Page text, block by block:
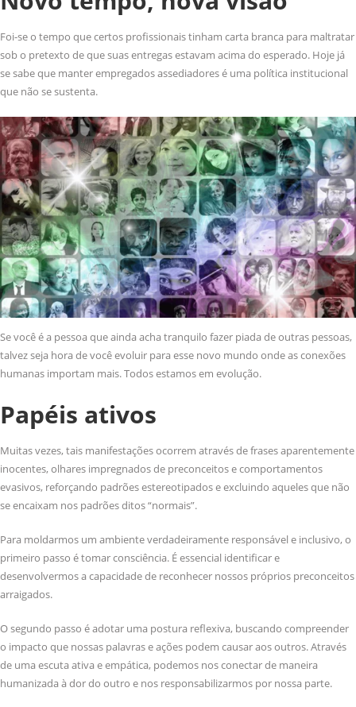
Foi-se o tempo que certos profissionais tinham carta branca para maltratar
sob o pretexto de que suas entregas estavam acima do esperado. Hoje já
se sabe que manter empregados assediadores é uma política institucional
que não se sustenta.
Se você é a pessoa que ainda acha tranquilo fazer piada de outras pessoas,
talvez seja hora de você evoluir para esse novo mundo onde as conexões
humanas importam mais. Todos estamos em evolução.
Papéis ativos
Muitas vezes, tais manifestações ocorrem através de frases aparentemente
inocentes, olhares impregnados de preconceitos e comportamentos
evasivos, reforçando padrões estereotipados e excluindo aqueles que não
se encaixam nos padrões ditos “normais”.
Para moldarmos um ambiente verdadeiramente responsável e inclusivo, o
primeiro passo é tomar consciência. É essencial identificar e
desenvolvermos a capacidade de reconhecer nossos próprios preconceitos
arraigados.
O segundo passo é adotar uma postura reflexiva, buscando compreender
o impacto que nossas palavras e ações podem causar aos outros. Através
de uma escuta ativa e empática, podemos nos conectar de maneira
humanizada à dor do outro e nos responsabilizarmos por nossa parte.